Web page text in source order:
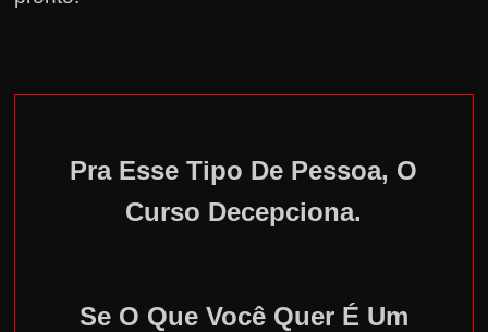
Pra Esse Tipo De Pessoa, O
Curso Decepciona.
Se O Que Você Quer É Um